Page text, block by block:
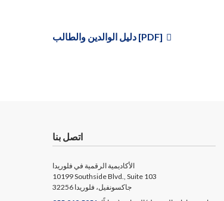
دليل الوالدين والطالب [PDF]
اتصل بنا
الأكاديمية الرقمية في فلوريدا
10199 Southside Blvd., Suite 103
جاكسونفيل، فلوريدا 32256